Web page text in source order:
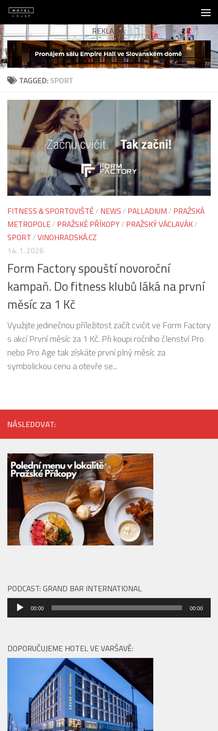
Skip to content
REKLAMA:
TAGGED: SPORT
FITNESS & SPORTOVIŠTĚ / NEWS / PALLADIUM / PRAŽSKÁ
METROPOLE/ PRAŽSKÉ PŘÍKOPY/ PRAŽSKÝ VÁCLAVÁK/
SPORT /VINOHRADSKÁ.CZ
14. 1. 2026
Form Factory spouští novoroční
kampaň. Do fitness klubů láká na první
měsíc za 1 Kč
Využijte jedinečnou příležitost začít cvičit ve Form Factory
s akcí První měsíc za 1 Kč. Při koupi ročního členství Pro
nebo Pro Age tak získáte první plný měsíc za
symbolickou cenu a otevře se...
NÁSLEDOVAT:
PODCAST: GRAND BAR INTERNATIONAL
Audio
přehrávač
00:00 00:00
DOPORUČUJEME HOTEL VE VARŠAVĚ: